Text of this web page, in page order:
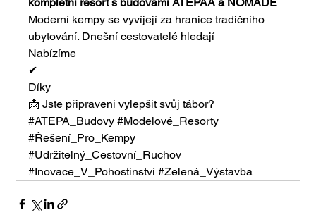
Moderní kempy se vyvíjejí za hranice tradičního
ubytování. Dnešní cestovatelé hledají
Nabízíme
✔
Díky
📩 Jste připraveni vylepšit svůj tábor?
#ATEPA_Budovy #Modelové_Resorty
#Řešení_Pro_Kempy
#Udržitelný_Cestovní_Ruchov
#Inovace_V_Pohostinství #Zelená_Výstavba